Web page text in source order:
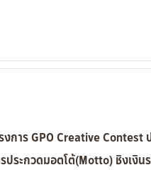
การ GPO Creative
ระกวดมอตโต้(Motto) ชิงเงิ